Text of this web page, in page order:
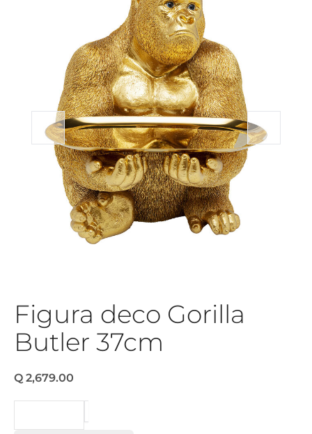
Figura deco Gorilla
Butler 37cm
Q 2,679.00